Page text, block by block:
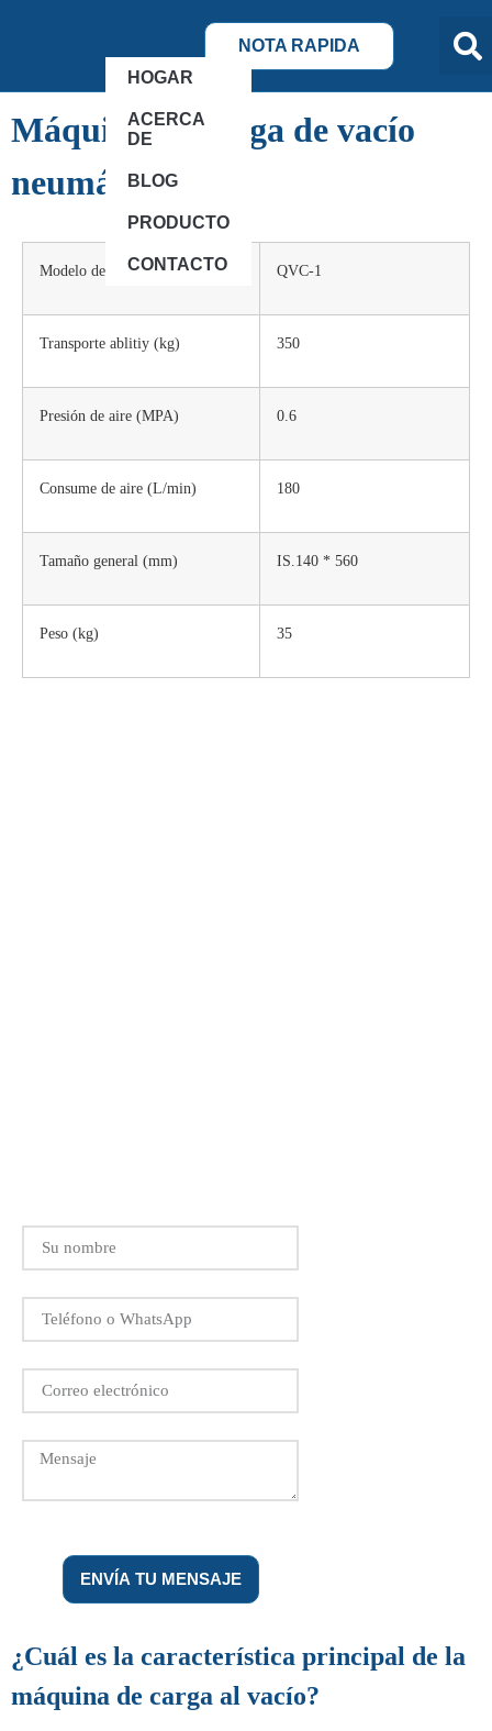
HOGAR
ACERCA
DE
BLOG
PRODUCTO
CONTACTO
NOTA RAPIDA
Máquina de carga de vacío
neumático
Modelo de producto QVC-1
Transporte ablitiy (kg) 350
Presión de aire (MPA) 0.6
Consume de aire (L/min) 180
Tamaño general (mm) IS.140 * 560
Peso (kg) 35
ENVÍA TU MENSAJE
¿Cuál es la característica principal de la
máquina de carga al vacío?